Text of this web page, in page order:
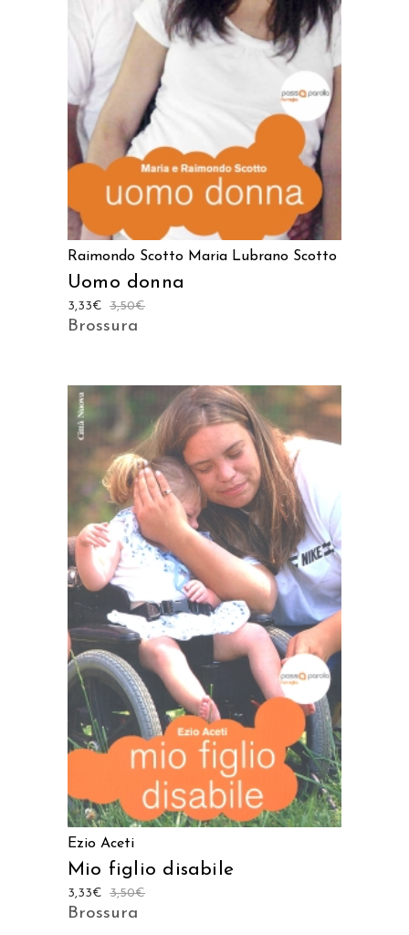
AGGIUNGI AL CARRELLO
Raimondo Scotto Maria Lubrano Scotto
Uomo donna
3,50€
3,33€
Brossura
AGGIUNGI AL CARRELLO
Ezio Aceti
Mio figlio disabile
3,50€
3,33€
Brossura